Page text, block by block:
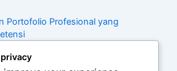
Portofolio Profesional yang
Keterampilan Komunikasi di